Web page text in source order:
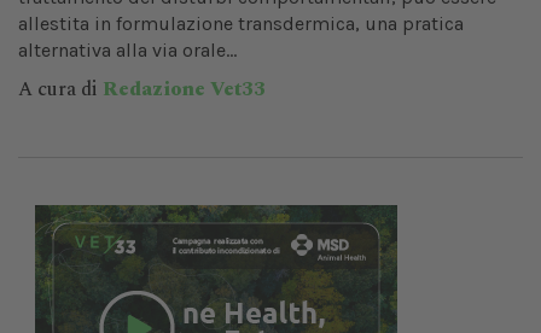
allestita in formulazione transdermica, una pratica
alternativa alla via orale...
A cura di Redazione Vet33